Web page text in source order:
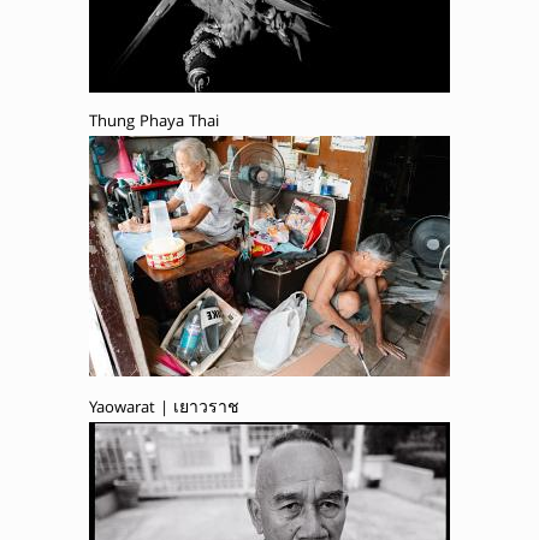
Thung Phaya Thai
Yaowarat | เยาวราช